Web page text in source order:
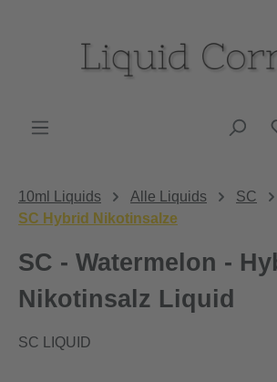
10ml Liquids Alle Liquids
SC
SC Hybrid Nikotinsalze
SC - Watermelon -
Nikotinsalz Liquid
SC LIQUID